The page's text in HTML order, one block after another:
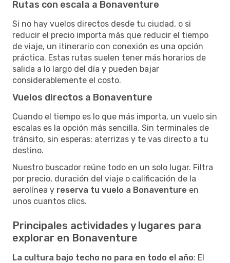
Rutas con escala a Bonaventure
Si no hay vuelos directos desde tu ciudad, o si
reducir el precio importa más que reducir el tiempo
de viaje, un itinerario con conexión es una opción
práctica. Estas rutas suelen tener más horarios de
salida a lo largo del día y pueden bajar
considerablemente el costo.
Vuelos directos a Bonaventure
Cuando el tiempo es lo que más importa, un vuelo sin
escalas es la opción más sencilla. Sin terminales de
tránsito, sin esperas: aterrizas y te vas directo a tu
destino.
Nuestro buscador reúne todo en un solo lugar. Filtra
por precio, duración del viaje o calificación de la
aerolínea y reserva tu vuelo a Bonaventure en
unos cuantos clics.
Principales actividades y lugares para
explorar en Bonaventure
La cultura bajo techo no para en todo el año: El